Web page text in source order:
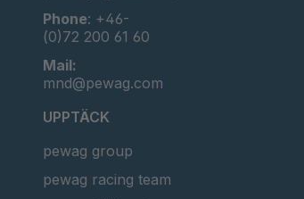
Phone: +46-
(0)72 200 61 60
Mail:
mnd@pewag.com
UPPTÄCK
pewag group
pewag racing team